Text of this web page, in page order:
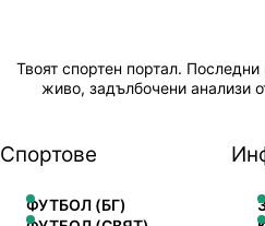
Твоят спортен портал. Последни
живо, задълбочени анализи
Спортове
ФУТБОЛ (БГ)